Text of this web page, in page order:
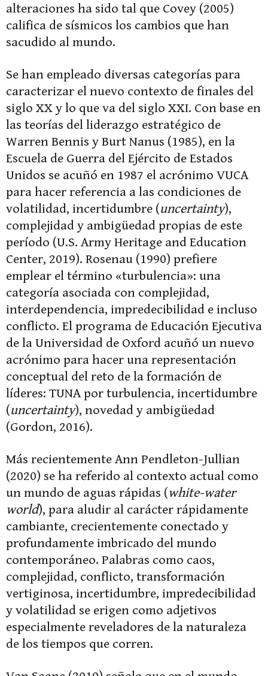
alteraciones ha sido tal que Covey (2005)
califica de sísmicos los cambios que han
sacudido al mundo.
Se han empleado diversas categorías para
caracterizar el nuevo contexto de finales del
siglo XX y lo que va del siglo XXI. Con base en
las teorías del liderazgo estratégico de
Warren Bennis y Burt Nanus (1985), en la
Escuela de Guerra del Ejército de Estados
Unidos se acuñó en 1987 el acrónimo VUCA
para hacer referencia a las condiciones de
volatilidad, incertidumbre (uncertainty),
complejidad y ambigüedad propias de este
período (U.S. Army Heritage and Education
Center, 2019). Rosenau (1990) prefiere
emplear el término «turbulencia»: una
categoría asociada con complejidad,
interdependencia, impredecibilidad e incluso
conflicto. El programa de Educación Ejecutiva
de la Universidad de Oxford acuñó un nuevo
acrónimo para hacer una representación
conceptual del reto de la formación de
líderes: TUNA por turbulencia, incertidumbre
(uncertainty), novedad y ambigüedad
(Gordon, 2016).
Más recientemente Ann Pendleton-Jullian
(2020) se ha referido al contexto actual como
un mundo de aguas rápidas (white-water
world), para aludir al carácter rápidamente
cambiante, crecientemente conectado y
profundamente imbricado del mundo
contemporáneo. Palabras como caos,
complejidad, conflicto, transformación
vertiginosa, incertidumbre, impredecibilidad
y volatilidad se erigen como adjetivos
especialmente reveladores de la naturaleza
de los tiempos que corren.